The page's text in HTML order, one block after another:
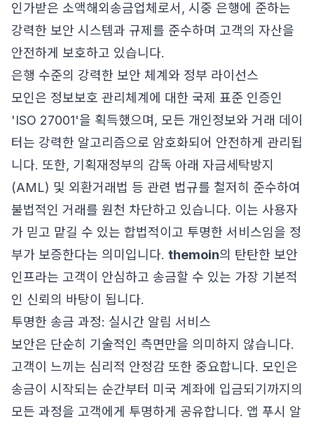
인가받은 소액해외송금업체로서, 시중 은행에 준하는
강력한 보안 시스템과 규제를 준수하며 고객의 자산을
안전하게 보호하고 있습니다.
은행 수준의 강력한 보안 체계와 정부 라이선스
모인은 정보보호 관리체계에 대한 국제 표준 인증인
'ISO 27001'을 획득했으며, 모든 개인정보와 거래 데이
터는 강력한 알고리즘으로 암호화되어 안전하게 관리됩
니다. 또한, 기획재정부의 감독 아래 자금세탁방지
(AML) 및 외환거래법 등 관련 법규를 철저히 준수하여
불법적인 거래를 원천 차단하고 있습니다. 이는 사용자
가 믿고 맡길 수 있는 합법적이고 투명한 서비스임을 정
부가 보증한다는 의미입니다. themoin의 탄탄한 보안
인프라는 고객이 안심하고 송금할 수 있는 가장 기본적
인 신뢰의 바탕이 됩니다.
투명한 송금 과정: 실시간 알림 서비스
보안은 단순히 기술적인 측면만을 의미하지 않습니다.
고객이 느끼는 심리적 안정감 또한 중요합니다. 모인은
송금이 시작되는 순간부터 미국 계좌에 입금되기까지의
모든 과정을 고객에게 투명하게 공유합니다. 앱 푸시 알